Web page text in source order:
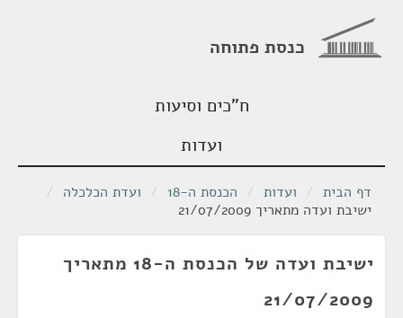
כנסת פתוחה
ח"כים וסיעות
ועדות
דף הבית / ועדות / הכנסת ה-18 / ועדת הכלכלה /
ישיבת ועדה מתאריך 21/07/2009
ישיבת ועדה של הכנסת ה-18 מתאריך
21/07/2009